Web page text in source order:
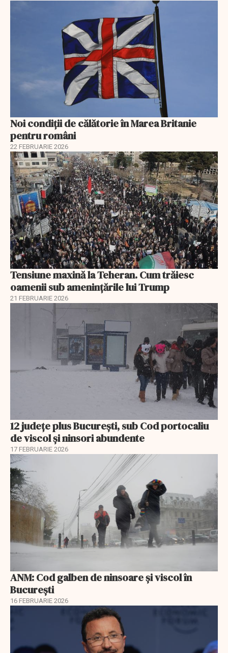
Noi condiții de călătorie în Marea Britanie
pentru români
22 FEBRUARIE 2026
Tensiune maxină la Teheran. Cum trăiesc
oamenii sub amenințările lui Trump
21 FEBRUARIE 2026
12 județe plus București, sub Cod portocaliu
de viscol și ninsori abundente
17 FEBRUARIE 2026
ANM: Cod galben de ninsoare și viscol în
București
16 FEBRUARIE 2026